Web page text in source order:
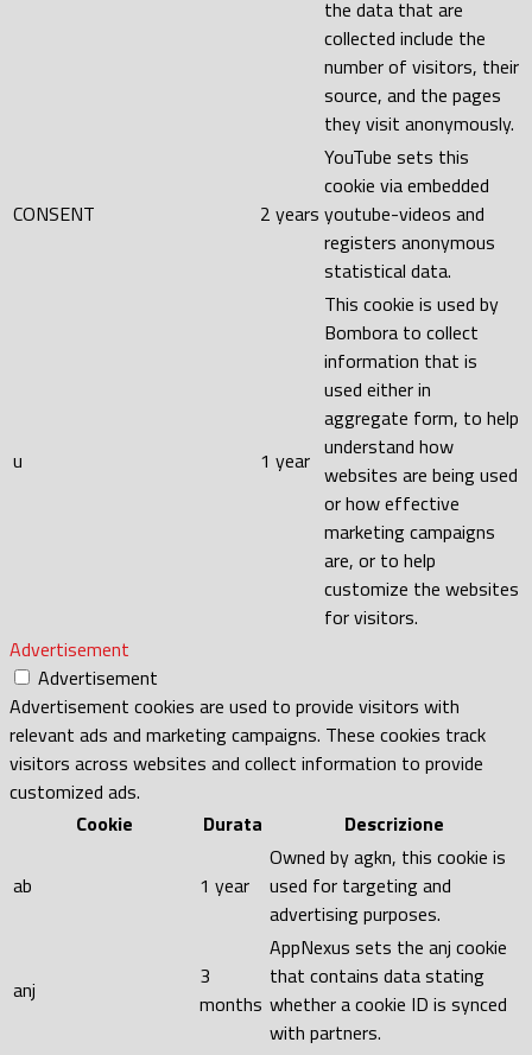
the data that are
collected include the
number of visitors, their
source, and the pages
they visit anonymously.
CONSENT 2 years
YouTube sets this
cookie via embedded
youtube-videos and
registers anonymous
statistical data.
u 1 year
This cookie is used by
Bombora to collect
information that is
used either in
aggregate form, to help
understand how
websites are being used
or how effective
marketing campaigns
are, or to help
customize the websites
for visitors.
Advertisement
Advertisement
Advertisement cookies are used to provide visitors with
relevant ads and marketing campaigns. These cookies track
visitors across websites and collect information to provide
customized ads.
Cookie
Durata Descrizione
ab 1 year
Owned by agkn, this cookie is
used for targeting and
advertising purposes.
anj
3
months
AppNexus sets the anj cookie
that contains data stating
whether a cookie ID is synced
with partners.